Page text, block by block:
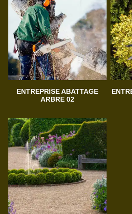
ENTREPRISE ABATTAGE
ARBRE 02